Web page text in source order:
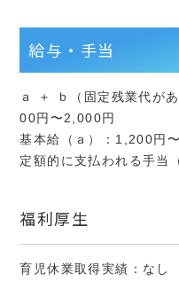
給与・手当
ａ ＋ ｂ（固定残業代が
00円〜2,000円
基本給（ａ）：1,200円
定額的に支払われる手当
福利厚生
育児休業取得実績：なし